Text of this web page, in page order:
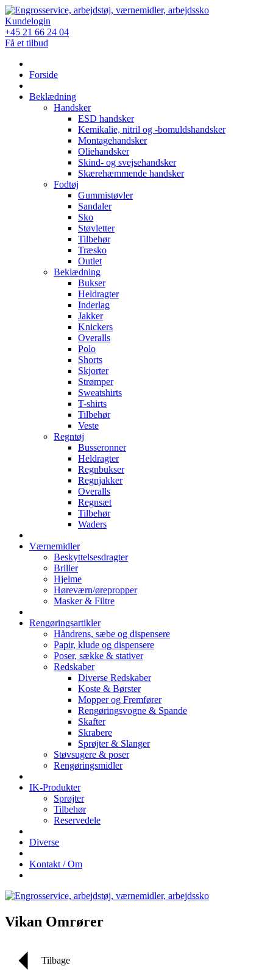
Skip
to
content
Kundelogin
+45 21 66 24 04
Få et tilbud
Forside
Beklædning
Handsker
ESD handsker
Kemikalie, nitril og -bomuldshandsker
Montagehandsker
Oliehandsker
Skind- og svejsehandsker
Skærehæmmende handsker
Fodtøj
Gummistøvler
Sandaler
Sko
Støvletter
Tilbehør
Træsko
Outlet
Beklædning
Bukser
Heldragter
Inderlag
Jakker
Knickers
Overalls
Polo
Shorts
Skjorter
Strømper
Sweatshirts
T-shirts
Tilbehør
Veste
Regntøj
Busseronner
Heldragter
Regnbukser
Regnjakker
Overalls
Regnsæt
Tilbehør
Waders
Værnemidler
Beskyttelsesdragter
Briller
Hjelme
Høreværn/ørepropper
Masker & Filtre
Rengøringsartikler
Håndrens, sæbe og dispensere
Papir, klude og dispensere
Poser, sække & stativer
Redskaber
Diverse Redskaber
Koste & Børster
Mopper og Fremfører
Rengøringsvogne & Spande
Skafter
Skrabere
Sprøjter & Slanger
Støvsugere & poser
Rengøringsmidler
IK-Produkter
Sprøjter
Tilbehør
Reservedele
Diverse
Kontakt / Om
Vikan Omrører
Tilbage